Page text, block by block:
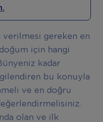
verilmesi gereken en
için hangi
kadar
bu konuyla
ve en doğru
olan ve ilk